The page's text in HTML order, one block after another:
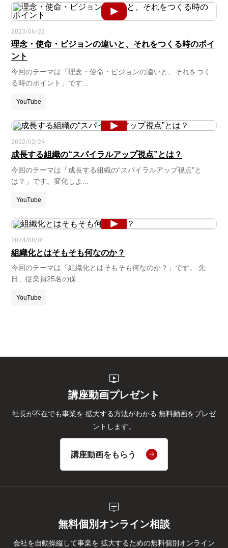
2023/06/22
理念・使命・ビジョンの違いと、それをつくる時のポイ
ント
今回のテーマは「理念・使命・ビジョンの違いと、それをつく
る時のポイント」です...
YouTube
2022/02/24
成長する組織の“スパイラルアップ視点”とは？
今回のテーマは「成長する組織の“スパイラルアップ視点”と
は？」です。変化しよ...
YouTube
2024/08/01
組織化とはそもそも何なのか？
今回のテーマは「組織化とはそもそも何なのか？」です。 先
日、従業員25名の保...
YouTube
live_tv
講座動画プレゼント
社長が不在でも事業を 拡大する方法がわかる 無料動画をプレゼ
ントします。
講座動画をもらう
tooltip_2
無料個別オンライン相談
会社を自動操縦して事業を 拡大するための無料個別オンライン